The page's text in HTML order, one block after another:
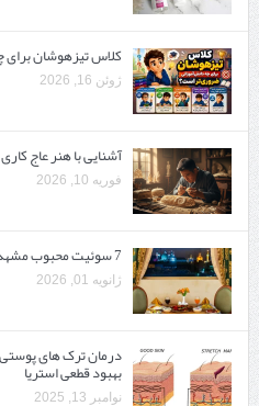
کلاس تیزهوشان
ژوئن 16, 2026
آشنایی با هنر عاج کاری
فوریه 10, 2026
7 سوئیت محبوب مشهد نزدیک حرم با غذا و نظر مسافران
ژانویه 01, 2026
درمان ترک های پوستی
بهبود قطعی استریا
نوامبر 13, 2025